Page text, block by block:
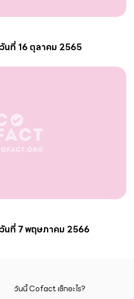
นที่ 16 ตุลาคม 2565
นที่ 7 พฤษภาคม 2566
วันนี้ Cofact เช็กอะไร?